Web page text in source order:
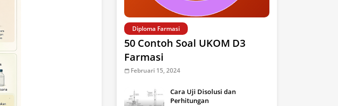
Diploma Farmasi
50 Contoh Soal UKOM D3
Farmasi
Februari 15, 2024
Cara Uji Disolusi dan
Perhitungan